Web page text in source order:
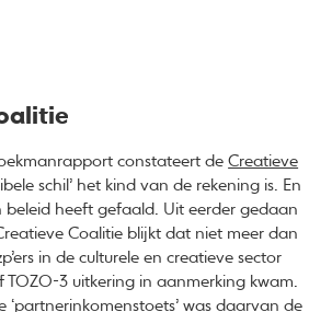
constateert deCreatieve
schil’ het kind van de rekening is. En
beleid heeft gefaald. Uit eerder gedaan
Coalitie blijkt dat niet meer dan
in de culturele en creatieve sector
TOZO-3 uitkering in aanmerking kwam.
‘partnerinkomenstoets’ was daarvan de